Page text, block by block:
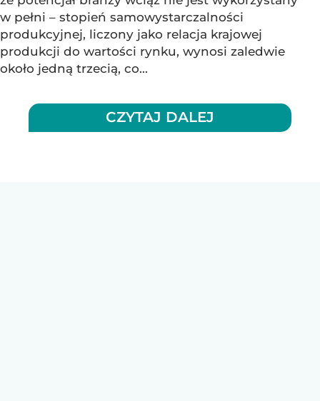
w pełni – stopień samowystarczalności
produkcyjnej, liczony jako relacja krajowej
produkcji do wartości rynku, wynosi zaledwie
około jedną trzecią, co...
CZYTAJ DALEJ